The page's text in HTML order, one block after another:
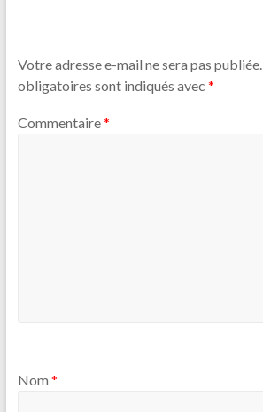
Votre adresse e-mail ne sera pas publiée.
obligatoires sont indiqués avec *
Commentaire*
Nom *